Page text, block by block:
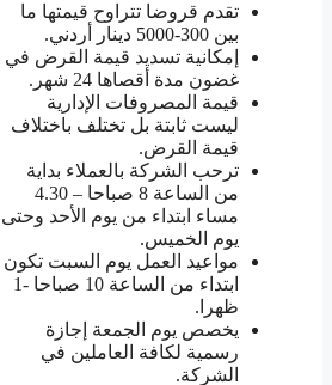
تقدم قروضا تتراوح قيمتها ما
بين 300-5000 دينار أردني.
إمكانية تسديد قيمة القرض في
غضون مدة أقصاها 24 شهر.
قيمة المصروفات الإدارية
ليست ثابتة بل تختلف باختلاف
قيمة القرض.
ترحب الشركة بالعملاء بداية
من الساعة 8 صباحا – 4.30
مساء ابتداء من يوم الأحد وحتى
يوم الخميس.
مواعيد العمل يوم السبت تكون
ابتداء من الساعة 10 صباحا -1
ظهرا.
يخصص يوم الجمعة إجازة
رسمية لكافة العاملين في
الشركة.